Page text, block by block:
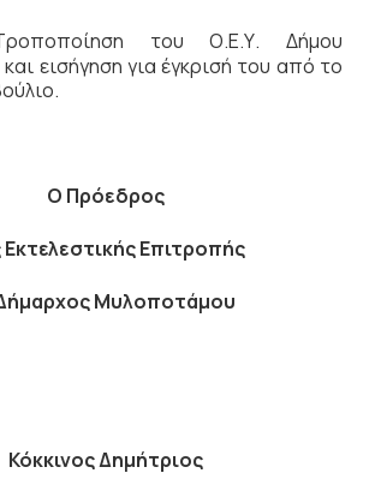
του Ο.Ε.Υ. Δήμου
εισήγηση για έγκρισή του από το
Ο Πρόεδρος
Εκτελεστικής Επιτροπής
Μυλοποτάμου
Κόκκινος Δημήτριος